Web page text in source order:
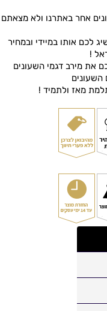
אחר באתרנו ולא מצאתם
לכם אותו במיידי ובמחיר
!
את מירב דגמי השעונים
השעונים
מאז ולתמיד !